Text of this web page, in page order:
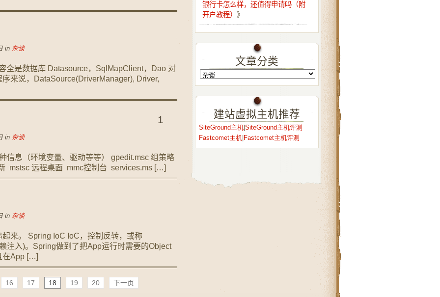
in 杂谈
全是数据库 Datasource，SqlMapClient，Dao 对
来说，DataSource(DriverManager), Driver,
1
in 杂谈
信息（环境变量、驱动等等） gpedit.msc 组策略
mstsc 远程桌面 mmc控制台 services.ms […]
in 杂谈
来。 Spring IoC IoC，控制反转，或称
注入)。Spring做到了把App运行时需要的Object
在App […]
16 17 18 19 20 下一页
银行卡怎么样，还值得申请吗（附
开户教程） 》
文章分类
建站虚拟主机推荐
SiteGround主机| SiteGround主机评测
Fastcomet主机| Fastcomet主机评测